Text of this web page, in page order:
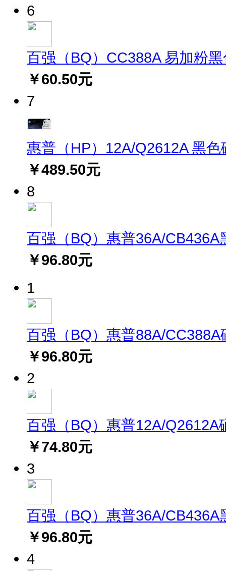
6
百强（BQ）CC388A 易加粉
￥60.50元
7
惠普（HP）12A/Q2612A 黑色
￥489.50元
8
百强（BQ）惠普36A/
￥96.80元
1
百强（BQ）惠普88A/
￥96.80元
2
百强（BQ）惠普12A/
￥74.80元
3
百强（BQ）惠普36A/
￥96.80元
4